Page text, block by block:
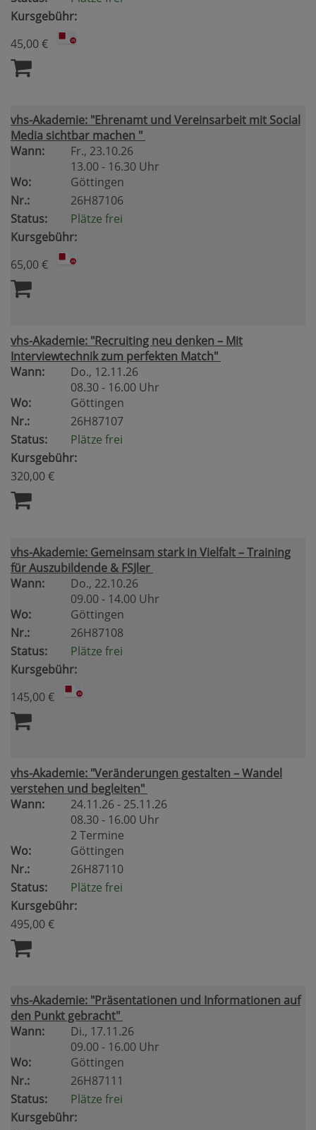
Kursgebühr:
45,00 €
vhs-Akademie: "Ehrenamt und Vereinsarbeit mit Social
Media sichtbar machen "
Wann:
Fr., 23.10.26
13.00 - 16.30 Uhr
Wo:
Göttingen
Nr.:
26H87106
Status:
Plätze frei
Kursgebühr:
65,00 €
vhs-Akademie: "Recruiting neu denken – Mit
Interviewtechnik zum perfekten Match"
Wann:
Do., 12.11.26
08.30 - 16.00 Uhr
Wo:
Göttingen
Nr.:
26H87107
Status:
Plätze frei
Kursgebühr:
320,00 €
vhs-Akademie: Gemeinsam stark in Vielfalt – Training
für Auszubildende & FSJler
Wann:
Do., 22.10.26
09.00 - 14.00 Uhr
Wo:
Göttingen
Nr.:
26H87108
Status:
Plätze frei
Kursgebühr:
145,00 €
vhs-Akademie: "Veränderungen gestalten – Wandel
verstehen und begleiten"
Wann:
24.11.26 - 25.11.26
08.30 - 16.00 Uhr
2 Termine
Wo:
Göttingen
Nr.:
26H87110
Status:
Plätze frei
Kursgebühr:
495,00 €
vhs-Akademie: "Präsentationen und Informationen auf
den Punkt gebracht"
Wann:
Di., 17.11.26
09.00 - 16.00 Uhr
Wo:
Göttingen
Nr.:
26H87111
Status:
Plätze frei
Kursgebühr: